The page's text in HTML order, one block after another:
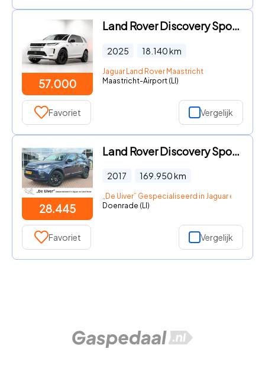
57.000
Land Rover Discovery Sport - 1.5 P270e PHEV S Edition
2025 18.140km
Jaguar Land Rover Maastricht
Maastricht-Airport (LI)
Favoriet Vergelijk
28.445
Land Rover Discovery Sport - 2.0 eD4 E-Capability 150pk 2WD 5p. Pure LAND ROVER Discovery
2017 169.950km
„De Uiver” Gespecialiseerd in Jaguar en Land
Doenrade (LI)
Favoriet Vergelijk